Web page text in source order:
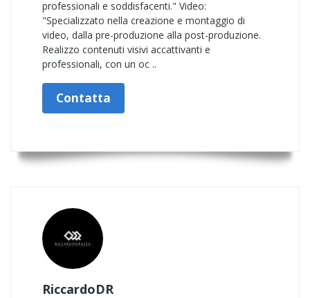
professionali e soddisfacenti." Video:
"Specializzato nella creazione e montaggio di
video, dalla pre-produzione alla post-produzione.
Realizzo contenuti visivi accattivanti e
professionali, con un oc ..
Contatta
RiccardoDR